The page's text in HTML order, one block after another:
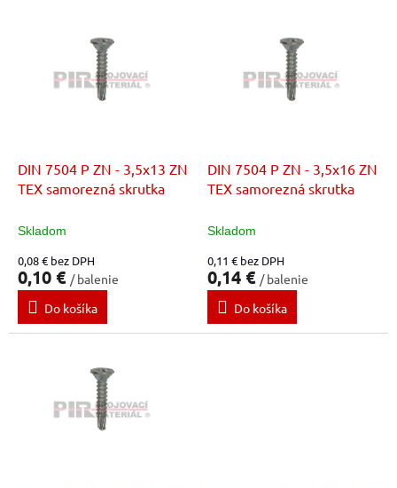
DIN 7504 P ZN - 3,5x13 ZN
TEX samorezná skrutka
Skladom
0,08 € bez DPH
0,10 € / balenie
Do košíka
DIN 7504 P ZN - 3,5x16 ZN
TEX samorezná skrutka
Skladom
0,11 € bez DPH
0,14 € / balenie
Do košíka